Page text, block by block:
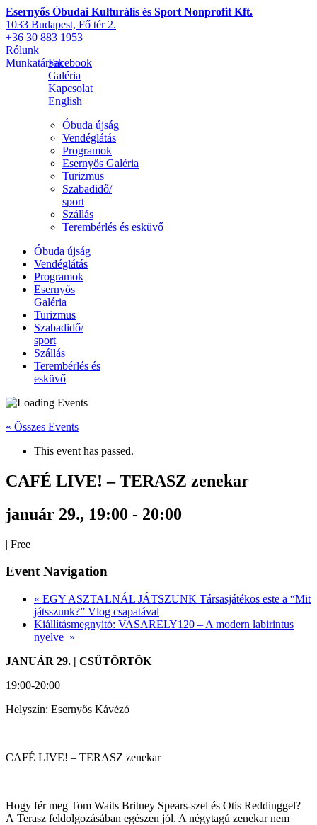
Esernyős Óbudai Kulturális és Sport Nonprofit Kft.
1033 Budapest, Fő tér 2.
+36 30 883 1953
Rólunk
MunkatársakFacebook
Galéria
Kapcsolat
English
Óbuda újság
Vendéglátás
Programok
Esernyős Galéria
Turizmus
Szabadidő/
sport
Szállás
Terembérlés és esküvő
Óbuda újság
Vendéglátás
Programok
Esernyős
Galéria
Turizmus
Szabadidő/
sport
Szállás
Terembérlés és
esküvő
« Összes Events
This event has passed.
CAFÉ LIVE! – TERASZ zenekar
január 29., 19:00 - 20:00
| Free
Event Navigation
« EGY ASZTALNÁL JÁTSZUNK Társasjátékos este a “Mit
játsszunk?” Vlog csapatával
Kiállításmegnyitó: VASARELY120 – A modern labirintus
nyelve »
JANUÁR 29. | CSÜTÖRTÖK
19:00-20:00
Helyszín: Esernyős Kávézó
CAFÉ LIVE! – TERASZ zenekar
Hogy fér meg Tom Waits Britney Spears-szel és Otis Reddinggel?
A Terasz feldolgozásában egészen jól. A négytagú zenekar nem